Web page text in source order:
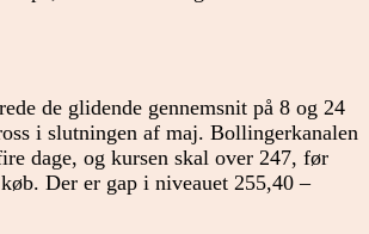
de glidende gennemsnit på 8 og 24
i slutningen af maj. Bollingerkanalen
dage, og kursen skal over 247, før
Der er gap i niveauet 255,40 –